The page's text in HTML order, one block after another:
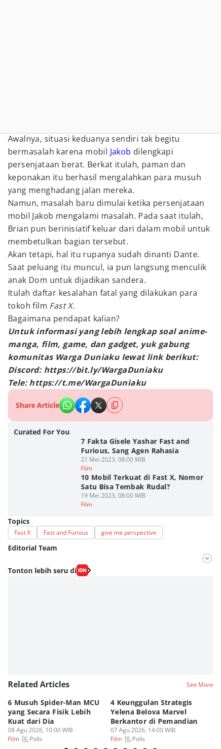
Awalnya, situasi keduanya sendiri tak begitu
bermasalah karena mobil Jakob dilengkapi
persenjataan berat. Berkat itulah, paman dan
keponakan itu berhasil mengalahkan para musuh
yang menghadang jalan mereka.
Namun, masalah baru dimulai ketika persenjataan
mobil Jakob mengalami masalah. Pada saat itulah,
Brian pun berinisiatif keluar dari dalam mobil untuk
membetulkan bagian tersebut.
Akan tetapi, hal itu rupanya sudah dinanti Dante.
Saat peluang itu muncul, ia pun langsung menculik
anak Dom untuk dijadikan sandera.
Itulah daftar kesalahan fatal yang dilakukan para
tokoh film Fast X.
Bagaimana pendapat kalian?
Untuk informasi yang lebih lengkap soal anime-
manga, film, game, dan gadget, yuk gabung
komunitas Warga Duniaku lewat link berikut:
Discord: https://bit.ly/WargaDuniaku
Tele: https://t.me/WargaDuniaku
Share Article
Curated For You
7 Fakta Gisele Yashar Fast and
Furious, Sang Agen Rahasia
21 Mei 2023, 08:00 WIB
Film
10 Mobil Terkuat di Fast X, Nomor
Satu Bisa Tembak Rudal?
19 Mei 2023, 08:00 WIB
Film
Topics
Fast X Fast and Furious give me perspective
Editorial Team
Editor
Nadia Agatha Pramesthi
Tonton lebih seru di
Related Articles See More
6 Musuh Spider-Man MCU
yang Secara Fisik Lebih
Kuat dari Dia
08 Agu 2026, 10:00 WIB
Film
Polls
4 Keunggulan Strategis
Yelena Belova Marvel
Berkantor di Pemandian
07 Agu 2026, 14:00 WIB
Film
Polls